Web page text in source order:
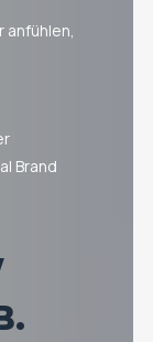
anfühlen,
Brand